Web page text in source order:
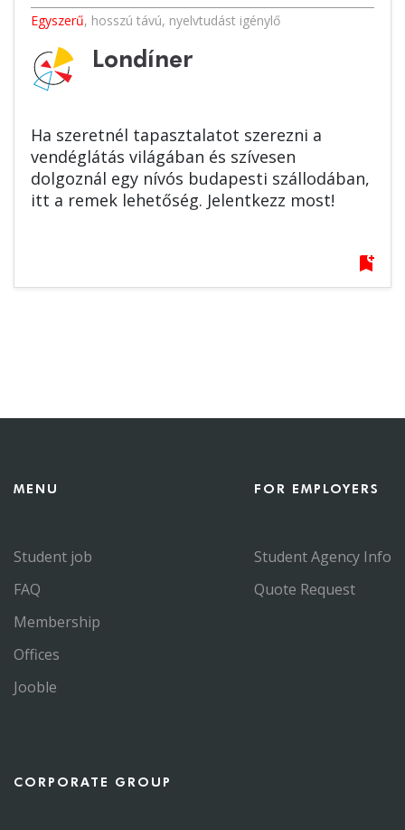
Egyszerű, hosszú távú, nyelvtudást igénylő
Londíner
Ha szeretnél tapasztalatot szerezni a
vendéglátás világában és szívesen
dolgoznál egy nívós budapesti szállodában,
itt a remek lehetőség. Jelentkezz most!
bookmark_add
MENU
Student job
FAQ
Membership
Offices
Jooble
FOR EMPLOYERS
Student Agency Info
Quote Request
CORPORATE GROUP